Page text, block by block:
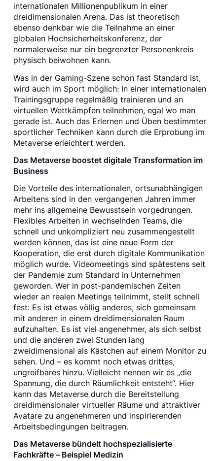
internationalen Millionenpublikum in einer
dreidimensionalen Arena. Das ist theoretisch
ebenso denkbar wie die Teilnahme an einer
globalen Hochsicherheitskonferenz, der
normalerweise nur ein begrenzter Personenkreis
physisch beiwohnen kann.
Was in der Gaming-Szene schon fast Standard ist,
wird auch im Sport möglich: In einer internationalen
Trainingsgruppe regelmäßig trainieren und an
virtuellen Wettkämpfen teilnehmen, egal wo man
gerade ist. Auch das Erlernen und Üben bestimmter
sportlicher Techniken kann durch die Erprobung im
Metaverse erleichtert werden.
Das Metaverse boostet digitale Transformation im
Business
Die Vorteile des internationalen, ortsunabhängigen
Arbeitens sind in den vergangenen Jahren immer
mehr ins allgemeine Bewusstsein vorgedrungen.
Flexibles Arbeiten in wechselnden Teams, die
schnell und unkompliziert neu zusammengestellt
werden können, das ist eine neue Form der
Kooperation, die erst durch digitale Kommunikation
möglich wurde. Videomeetings sind spätestens seit
der Pandemie zum Standard in Unternehmen
geworden. Wer in post-pandemischen Zeiten
wieder an realen Meetings teilnimmt, stellt schnell
fest: Es ist etwas völlig anderes, sich gemeinsam
mit anderen in einem dreidimensionalen Raum
aufzuhalten. Es ist viel angenehmer, als sich selbst
und die anderen zwei Stunden lang
zweidimensional als Kästchen auf einem Monitor zu
sehen. Und – es kommt noch etwas drittes,
ungreifbares hinzu. Vielleicht nennen wir es „die
Spannung, die durch Räumlichkeit entsteht“. Hier
kann das Metaverse durch die Bereitstellung
dreidimensionaler virtueller Räume und attraktiver
Avatare zu angenehmeren und inspirierenden
Arbeitsbedingungen beitragen.
Das Metaverse bündelt hochspezialisierte
Fachkräfte – Beispiel Medizin